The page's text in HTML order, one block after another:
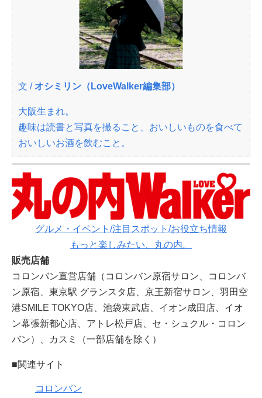
文 / オシミリン（LoveWalker編集部）
大阪生まれ。
趣味は読書と写真を撮ること、おいしいものを食べて
おいしいお酒を飲むこと。
グルメ・イベント/注目スポット/お役立ち情報
もっと楽しみたい、丸の内。
販売店舗
コロンバン直営店舗（コロンバン原宿サロン、コロンバ
ン原宿、東京駅 グランスタ店、京王新宿サロン、羽田空
港SMILE TOKYO店、池袋東武店、イオン成田店、イオ
ン幕張新都心店、アトレ松戸店、セ・シュクル・コロン
バン）、カスミ（一部店舗を除く）
■関連サイト
コロンバン